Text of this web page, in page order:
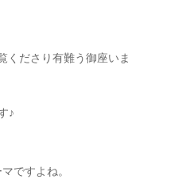
くださり有難う御座いま
♪
ですよね。